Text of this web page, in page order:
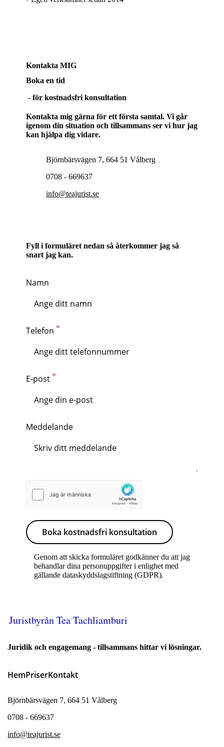
Fyll i formuläret nedan så återkommer jag så
snart jag kan.
Namn
Telefon
E-post
Meddelande
Boka kostnadsfri konsultation
Kontakta MIG
Boka en tid
- för kostnadsfri konsultation
Kontakta mig gärna för ett första samtal. Vi går
igenom din situation och tillsammans ser vi hur jag
kan hjälpa dig vidare.
Björnbärsvägen 7, 664 51 Vålberg
0708 - 669637
info@teajurist.se
Genom att skicka formuläret godkänner du att jag
behandlar dina personuppgifter i enlighet med
gällande dataskyddslagstiftning (GDPR).
Juristbyrån Tea Tachliamburi
Juridik och engagemang - tillsammans hittar vi lösningar.
HemPriserKontakt
Björnbärsvägen 7, 664 51 Vålberg
0708 - 669637
info@teajurist.se